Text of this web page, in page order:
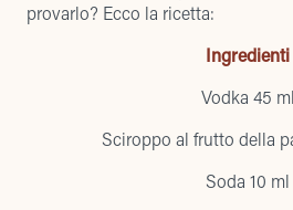
provarlo? Ecco la ricetta:
Ingredienti
Vodka 45 ml
Sciroppo al frutto della
Soda 10 ml